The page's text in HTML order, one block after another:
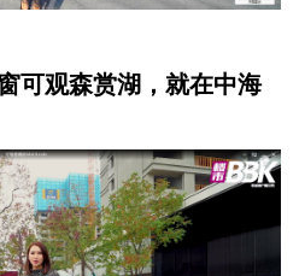
可观森赏湖，就在中海